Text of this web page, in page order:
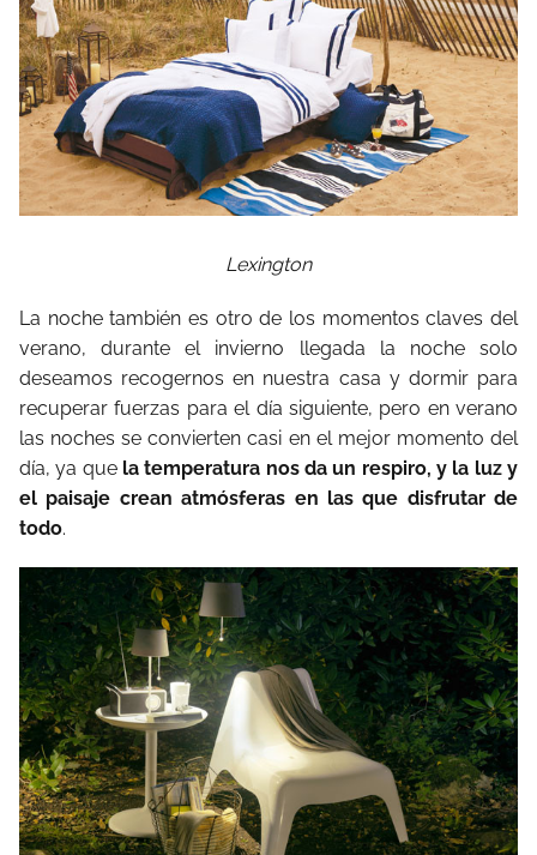
Lexington
La noche también es otro de los momentos claves del
verano, durante el invierno llegada la noche solo
deseamos recogernos en nuestra casa y dormir para
recuperar fuerzas para el día siguiente, pero en verano
las noches se convierten casi en el mejor momento del
día, ya que la temperatura nos da un respiro, y la luz y
el paisaje crean atmósferas en las que disfrutar de
todo.